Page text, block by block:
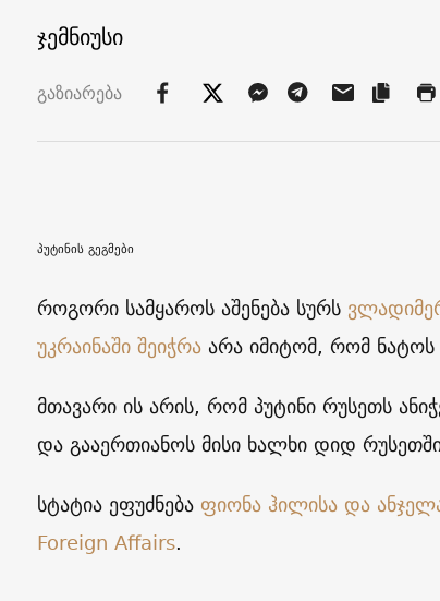
ჯემნიუსი
გაზიარება
პუტინის გეგმები
როგორი სამყაროს აშენება სურს
უკრაინაში შეიჭრაარა იმიტომ, რომ
მთავარი ის არის, რომ პუტინი რუსეთს
და გააერთიანოს მისი ხალხი დიდ
სტატია ეფუძნება ფიონა ჰილისა და
Foreign Affairs.